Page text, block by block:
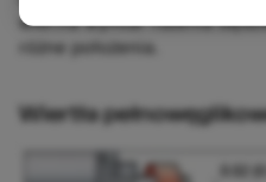
wiertła wymiar rdzenia
różne położenia.
Wiertła